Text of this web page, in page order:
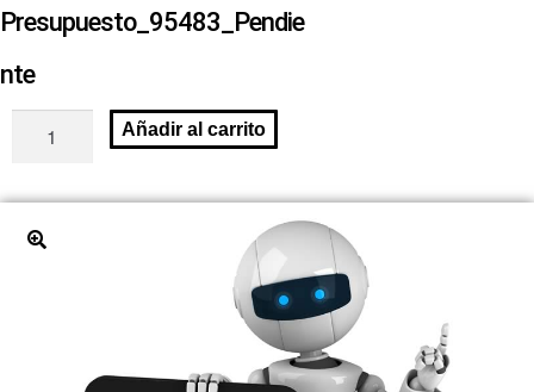
Presupuesto_95483_Pendie
nte
Añadir al carrito